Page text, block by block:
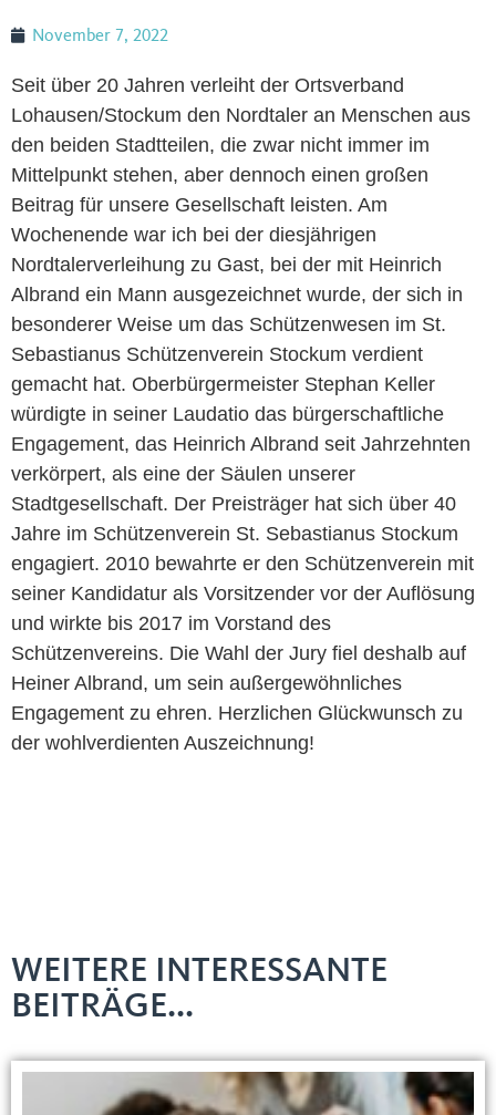
November 7, 2022
Seit über 20 Jahren verleiht der Ortsverband
Lohausen/Stockum den Nordtaler an Menschen aus
den beiden Stadtteilen, die zwar nicht immer im
Mittelpunkt stehen, aber dennoch einen großen
Beitrag für unsere Gesellschaft leisten. Am
Wochenende war ich bei der diesjährigen
Nordtalerverleihung zu Gast, bei der mit Heinrich
Albrand ein Mann ausgezeichnet wurde, der sich in
besonderer Weise um das Schützenwesen im St.
Sebastianus Schützenverein Stockum verdient
gemacht hat. Oberbürgermeister Stephan Keller
würdigte in seiner Laudatio das bürgerschaftliche
Engagement, das Heinrich Albrand seit Jahrzehnten
verkörpert, als eine der Säulen unserer
Stadtgesellschaft. Der Preisträger hat sich über 40
Jahre im Schützenverein St. Sebastianus Stockum
engagiert. 2010 bewahrte er den Schützenverein mit
seiner Kandidatur als Vorsitzender vor der Auflösung
und wirkte bis 2017 im Vorstand des
Schützenvereins. Die Wahl der Jury fiel deshalb auf
Heiner Albrand, um sein außergewöhnliches
Engagement zu ehren. Herzlichen Glückwunsch zu
der wohlverdienten Auszeichnung!
WEITERE INTERESSANTE
BEITRÄGE...